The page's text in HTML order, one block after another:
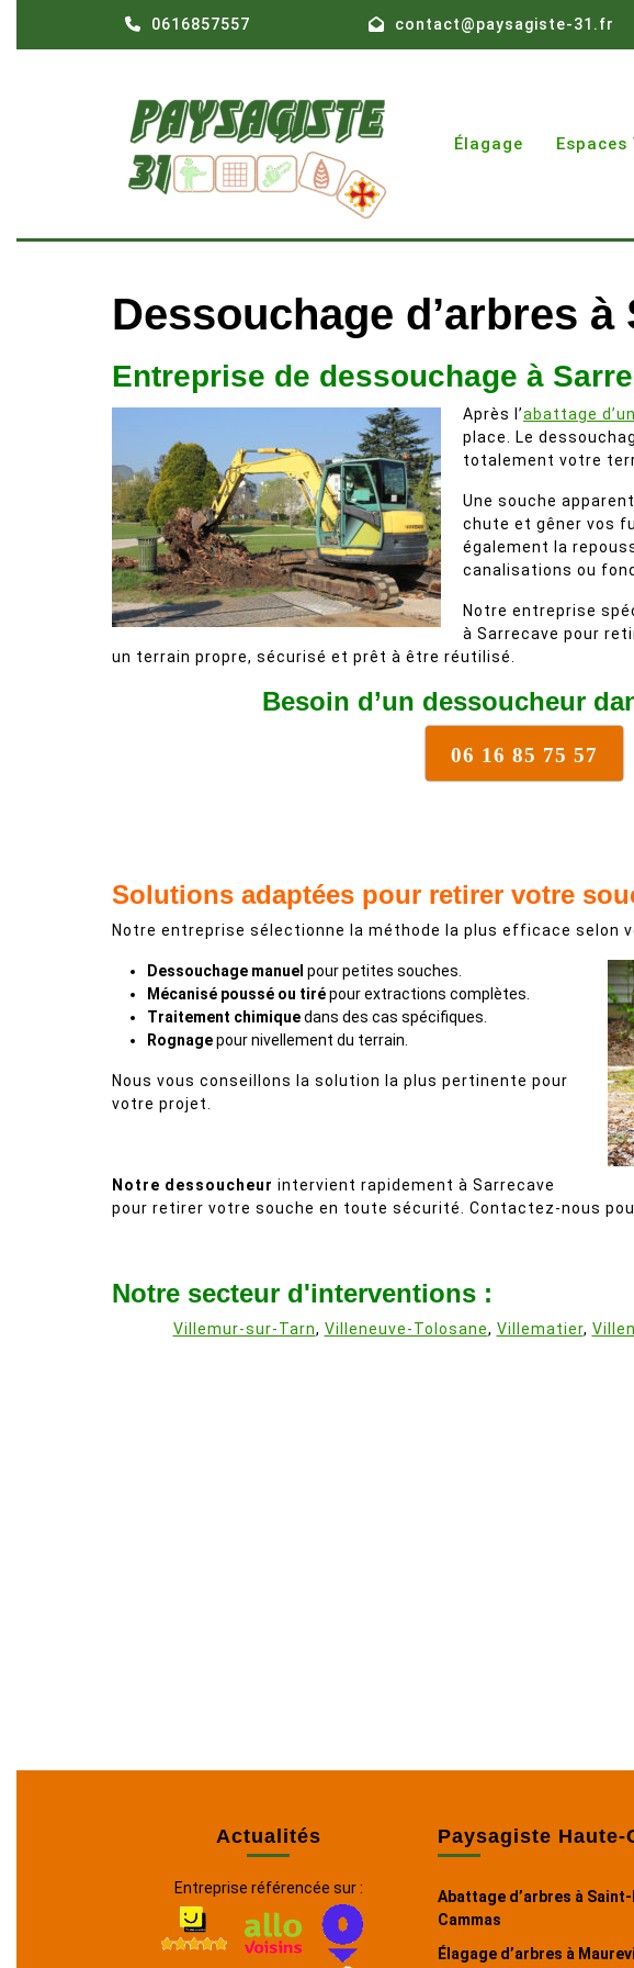
0616857557 contact@paysagiste-31.fr
Élagage Espaces
Dessouchage d’arbres à
Entreprise de dessouchage à
Après l’abattage
place. Le
totalement votre
Une souche
chute et gêner vos
également la
canalisations ou
Notre entreprise
à Sarrecave pour
un terrain propre, sécurisé et prêt à être réutilisé.
Besoin d’un dessoucheur
06 16 85 75 57
Solutions adaptées pour retirer votre
Notre entreprise sélectionne la méthode la plus efficace selon
Dessouchage manuel pour petites souches.
Mécanisé poussé ou tirépour extractions complètes.
Traitement chimiquedans des cas spécifiques.
Rognagepour nivellement du terrain.
Nous vous conseillons la solution la plus pertinente pour
votre projet.
Notre dessoucheur intervient rapidement à Sarrecave
pour retirer votre souche en toute sécurité. Contactez-nous
Notre secteur d'interventions :
Villemur-sur-Tarn, Villeneuve-Tolosane, Villematier,
Actualités
Entreprise référencée sur :
Paysagiste Haute-
Abattage d’arbres à
Cammas
Élagage d’arbres à